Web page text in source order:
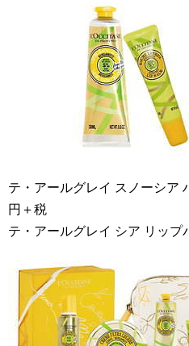
テ・アールグレイ スノーシア
円＋税
テ・アールグレイ シア リップ